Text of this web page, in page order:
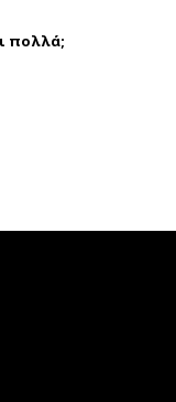
πολλά;